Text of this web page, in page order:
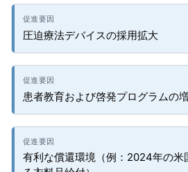
圧迫療法デバイスの採用拡大
患者教育および啓発プログラムの
有利な償還環境（例：2024年の米